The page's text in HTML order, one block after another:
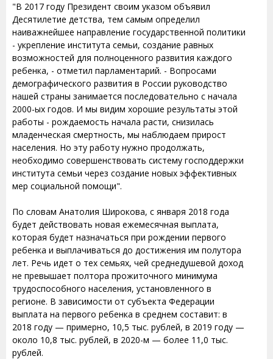
"В 2017 году Президент своим указом объявил
Десятилетие детства, тем самым определил
наиважнейшее направление государственной политики
- укрепление института семьи, создание равных
возможностей для полноценного развития каждого
ребенка, - отметил парламентарий. - Вопросами
демографического развития в России руководство
нашей страны занимается последовательно с начала
2000-ых годов. И мы видим хорошие результаты этой
работы - рождаемость начала расти, снизилась
младенческая смертность, мы наблюдаем прирост
населения. Но эту работу нужно продолжать,
необходимо совершенствовать систему господдержки
института семьи через создание новых эффективных
мер социальной помощи".
По словам Анатолия Широкова, с января 2018 года
будет действовать новая ежемесячная выплата,
которая будет назначаться при рождении первого
ребенка и выплачиваться до достижения им полутора
лет. Речь идет о тех семьях, чей среднедушевой доход
не превышает полтора прожиточного минимума
трудоспособного населения, установленного в
регионе. В зависимости от субъекта Федерации
выплата на первого ребенка в среднем составит: в
2018 году — примерно, 10,5 тыс. рублей, в 2019 году —
около 10,8 тыс. рублей, в 2020-м — более 11,0 тыс.
рублей.